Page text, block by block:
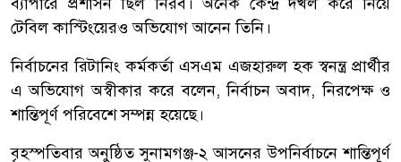
টেবিল কাস্টিংয়েরও অভিযোগ আনেন তিনি।
নির্বাচনের রিটানিং কর্মকর্তা এসএম এজহারুল হক স্বনন্ত্র প্রার্থীর
এ অভিযোগ অস্বীকার করে বলেন, নির্বাচন অবাদ, নিরপেক্ষ ও
শান্তিপূর্ণ পরিবেশে সম্পন্ন হয়েছে।
বৃহস্পতিবার অনুষ্ঠিত সুনামগঞ্জ-২ আসনের উপনির্বাচনে শান্তিপূর্ণ